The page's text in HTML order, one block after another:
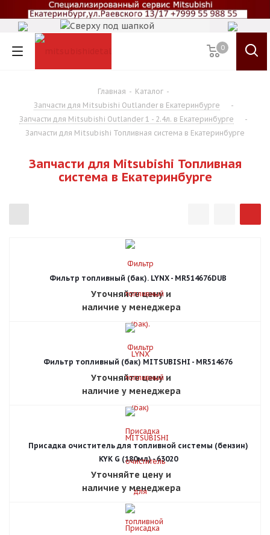
0
Главная - Каталог -
Запчасти для Mitsubishi Outlander в Екатеринбурге
-
Запчасти для Mitsubishi Outlander 1 - 2.4л. в Екатеринбурге
-
Запчасти для Mitsubishi Топливная система в Екатеринбурге
Запчасти для Mitsubishi Топливная
система в Екатеринбурге
Фильтр топливный (бак). LYNX - MR514676DUB
Уточняйте цену и
наличие у менеджера
Фильтр топливный (бак) MITSUBISHI - MR514676
Уточняйте цену и
наличие у менеджера
Присадка очиститель для топливной системы (бензин)
KYK G (180мл) - 63020
Уточняйте цену и
наличие у менеджера